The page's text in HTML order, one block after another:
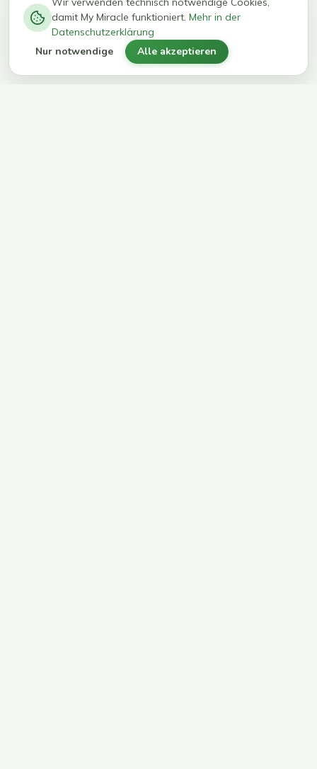
kg in 12
Wochen
erreichen
ihr Ziel
damit My Miracle funktioniert. Mehr in der
Datenschutzerklärung
Nur notwendige Alle akzeptieren